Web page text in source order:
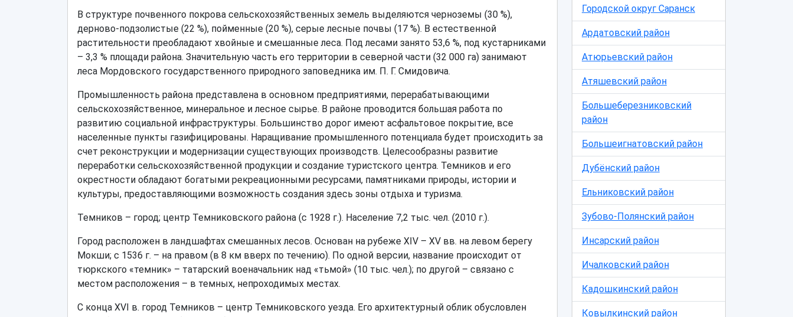
В структуре почвенного покрова сельскохозяйственных земель выделяются черноземы (30 %),
дерново-подзолистые (22 %), пойменные (20 %), серые лесные почвы (17 %). В естественной
растительности преобладают хвойные и смешанные леса. Под лесами занято 53,6 %, под кустарниками
– 3,3 % площади района. Значительную часть его территории в северной части (32 000 га) занимают
леса Мордовского государственного природного заповедника им. П. Г. Смидовича.
Промышленность района представлена в основном предприятиями, перерабатывающими
сельскохозяйственное, минеральное и лесное сырье. В районе проводится большая работа по
развитию социальной инфраструктуры. Большинство дорог имеют асфальтовое покрытие, все
населенные пункты газифицированы. Наращивание промышленного потенциала будет происходить за
счет реконструкции и модернизации существующих производств. Целесообразны развитие
переработки сельскохозяйственной продукции и создание туристского центра. Темников и его
окрестности обладают богатыми рекреационными ресурсами, памятниками природы, истории и
культуры, предоставляющими возможность создания здесь зоны отдыха и туризма.
Темников – город; центр Темниковского района (с 1928 г.). Население 7,2 тыс. чел. (2010 г.).
Город расположен в ландшафтах смешанных лесов. Основан на рубеже XIV – XV вв. на левом берегу
Мокши; с 1536 г. – на правом (в 8 км вверх по течению). По одной версии, название происходит от
тюркского «темник» – татарский военачальник над «тьмой» (10 тыс. чел.); по другой – связано с
местом расположения – в темных, непроходимых местах.
С конца XVI в. город Темников – центр Темниковского уезда. Его архитектурный облик обусловлен
Городской округ Саранск
Ардатовский район
Атюрьевский район
Атяшевский район
Большеберезниковский
район
Большеигнатовский район
Дубёнский район
Ельниковский район
Зубово-Полянский район
Инсарский район
Ичалковский район
Кадошкинский район
Ковылкинский район